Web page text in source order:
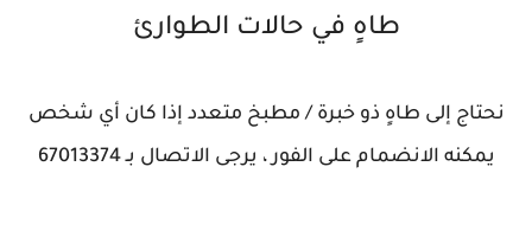
طاهٍ في حالات الطوارئ
نحتاج إلى طاهٍ ذو خبرة / مطبخ متعدد إذا كان أي شخص
يمكنه الانضمام على الفور ، يرجى الاتصال بـ 67013374